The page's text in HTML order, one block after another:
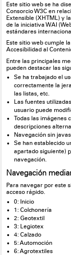
Este sitio web se ha
Consorcio W3C en
Extensible (XHTML) y
de la iniciativa WAI
estándares
Este sitio web cumple
Accesibilidad al
Entre las principales
pueden destacar las
Se ha trabajado el
correctamente la
las listas, etc.
Las fuentes
usuario puede
Todas las imágenes
descripciones
Navegación sin
Se han establecido
apartado siguiente)
navegación.
Navegación
Para navegar por este
acceso rápido.
0: Inicio
1: Colchonería
2: Geotextil
3: Legiotex
4: Calzado
5: Automoción
6: Agrotextiles